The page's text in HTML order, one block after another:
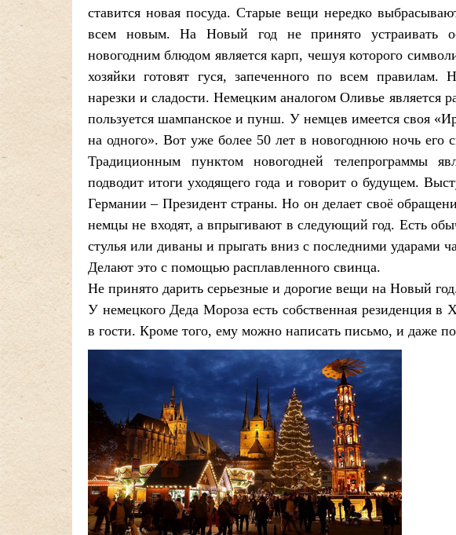
ставится новая посуда. Старые вещи нередко
всем новым. На Новый год не принято устраивать
новогодним блюдом является карп, чешуя которого
хозяйки готовят гуся, запеченного по всем
нарезки и сладости. Немецким аналогом Оливье является
пользуется шампанское и пунш. У немцев имеется своя
на одного». Вот уже более 50 лет в новогоднюю ночь его
Традиционным пунктом новогодней телепрограммы
подводит итоги уходящего года и говорит о будущем.
Германии – Президент страны. Но он делает своё
немцы не входят, а впрыгивают в следующий год. Есть
стулья или диваны и прыгать вниз с последними ударами
Делают это с помощью расплавленного свинца.
Не принято дарить серьезные и дорогие вещи на Новый
У немецкого Деда Мороза есть собственная резиденция
в гости. Кроме того, ему можно написать письмо, и даже